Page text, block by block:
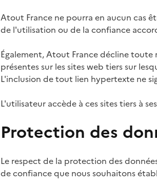
Atout France ne pourra en aucun cas
de l'utilisation ou de la confiance
Également, Atout France décline
présentes sur les sites web tiers sur
L'inclusion de tout lien hypertexte ne
L'utilisateur accède à ces sites tiers à
Protection des
Le respect de la protection des
de confiance que nous souhaitons